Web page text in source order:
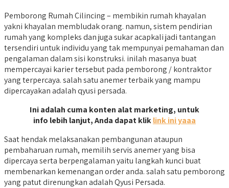
Pemborong Rumah Cilincing – membikin rumah khayalan
yakni khayalan membludak orang. namun, sistem pendirian
rumah yang kompleks dan juga sukar acapkali jadi tantangan
tersendiri untuk individu yang tak mempunyai pemahaman dan
pengalaman dalam sisi konstruksi. inilah masanya buat
mempercayai karier tersebut pada pemborong / kontraktor
yang terpercaya. salah satu anemer terbaik yang mampu
dipercayakan adalah qyusi persada.
Ini adalah cuma konten alat marketing, untuk
info lebih lanjut, Anda dapat kliklink ini yaaa
Saat hendak melaksanakan pembangunan ataupun
pembaharuan rumah, memilih servis anemer yang bisa
dipercaya serta berpengalaman yaitu langkah kunci buat
membenarkan kemenangan order anda. salah satu pemborong
yang patut direnungkan adalah Qyusi Persada.